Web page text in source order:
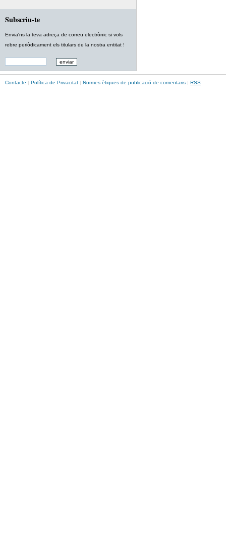
Subscriu-te
Envia'ns la teva adreça de correu electrònic si vols
rebre periòdicament els titulars de la nostra entitat !
Contacte | Política de Privacitat | Normes ètiques de publicació de comentaris | RSS